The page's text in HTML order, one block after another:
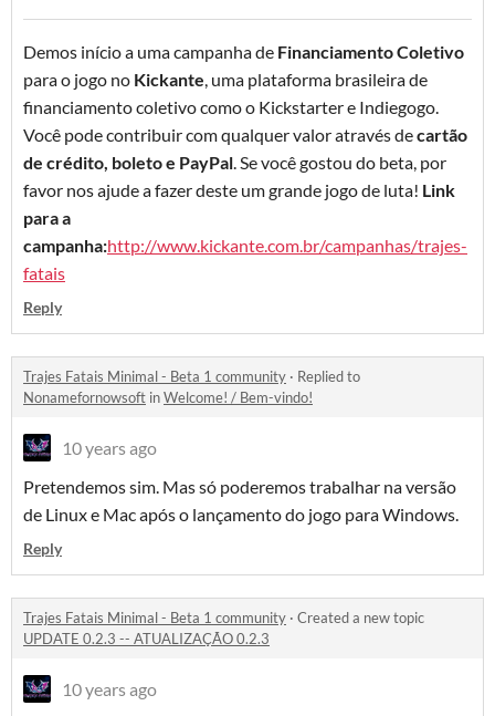
Demos início a uma campanha de Financiamento Coletivo
para o jogo no Kickante, uma plataforma brasileira de
financiamento coletivo como o Kickstarter e Indiegogo.
Você pode contribuir com qualquer valor através decartão
de crédito, boleto e PayPal. Se você gostou do beta, por
favor nos ajude a fazer deste um grande jogo de luta! Link
para a
campanha:http://www.kickante.com.br/campanhas/trajes-
fatais
Reply
Trajes Fatais Minimal - Beta 1 community · Replied to
Nonamefornowsoft inWelcome! / Bem-vindo!
10 years ago
Pretendemos sim. Mas só poderemos trabalhar na versão
de Linux e Mac após o lançamento do jogo para Windows.
Reply
Trajes Fatais Minimal - Beta 1 community · Created a new topic
UPDATE 0.2.3 -- ATUALIZAÇÃO 0.2.3
10 years ago